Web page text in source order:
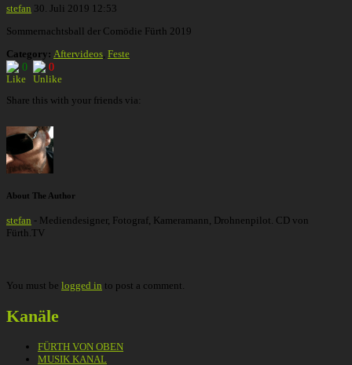
stefan 30. Juli 2019 12:53
Sommernachtsball der Comödie Fürth 2019
Category: Aftervideos Feste
0
0
Share this with your friends via:
About The Author
stefan - Mediendesigner, Fotograf, Kameramann, Drohnenpilot. CD von
Fürth.TV
You must be logged in to post a comment.
Kanäle
FÜRTH VON OBEN
MUSIK KANAL